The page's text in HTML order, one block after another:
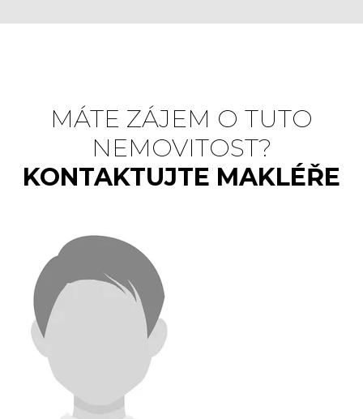
MÁTE ZÁJEM O TUTO
NEMOVITOST?
KONTAKTUJTE MAKLÉŘE